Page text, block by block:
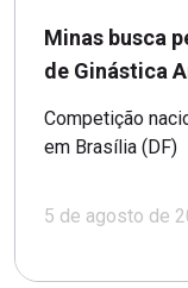
Minas busca
de Ginástica
Competição
em Brasília (DF)
5 de agosto de